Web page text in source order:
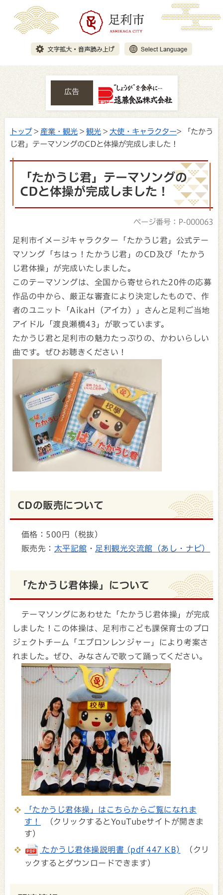
広告
トップ> 産業・観光 > 観光 > 大使・キャラクター> 「たかう
じ君」テーマソングのCDと体操が完成しました！
「たかうじ君」テーマソングの
CDと体操が完成しました！
ページ番号：P-000063
足利市イメージキャラクター「たかうじ君」公式テー
マソング「ちはっ！たかうじ君」のCD及び「たかう
じ君体操」が完成いたしました。
このテーマソングは、全国から寄せられた20件の応募
作品の中から、厳正な審査により決定したもので、作
者のユニット「AikaH（アイカ）」さんと足利ご当地
アイドル「渡良瀬橋43」が歌っています。
たかうじ君と足利市の魅力たっぷりの、かわいらしい
曲です。ぜひお聴きください！
CDの販売について
価格：500円（税抜）
販売先： 太平記館 ・ 足利観光交流館（あし・ナビ）
「たかうじ君体操」について
テーマソングにあわせた「たかうじ君体操」が完成
しました！この体操は、足利市こども課保育士のプロ
ジェクトチーム「エプロンレンジャー」により考案さ
れました。ぜひ、みなさんで歌って踊ってください。
「たかうじ君体操」はこちらからご覧になれま
す！
（クリックするとYouTubeサイトが開きま
す）
たかうじ君体操説明書 (pdf 447 KB)
（クリ
ックするとダウンロードできます）